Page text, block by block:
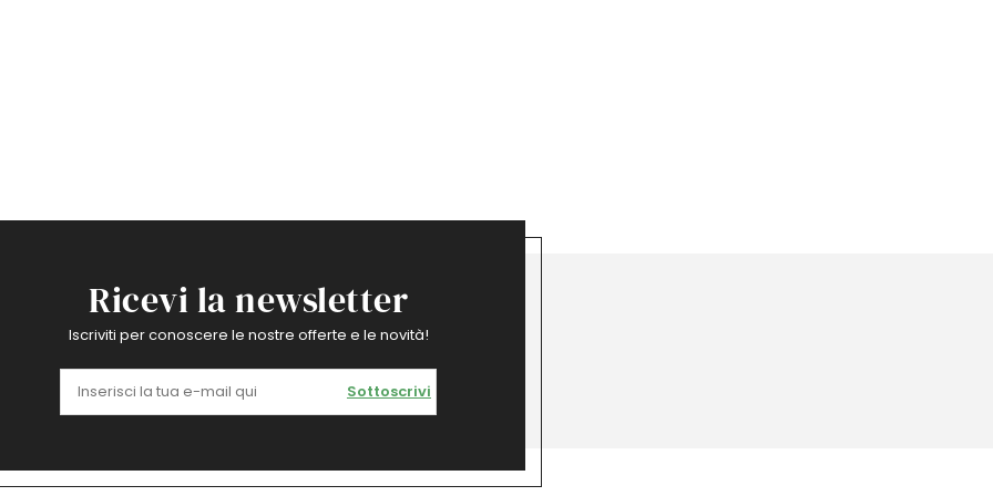
Ricevi la newsletter
Iscriviti per conoscere le nostre offerte e le novità!
Sottoscrivi